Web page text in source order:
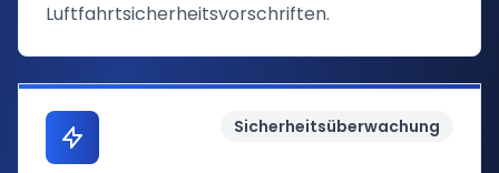
Luftfahrtsicherheitsvorschriften.
Sicherheitsüberwachung